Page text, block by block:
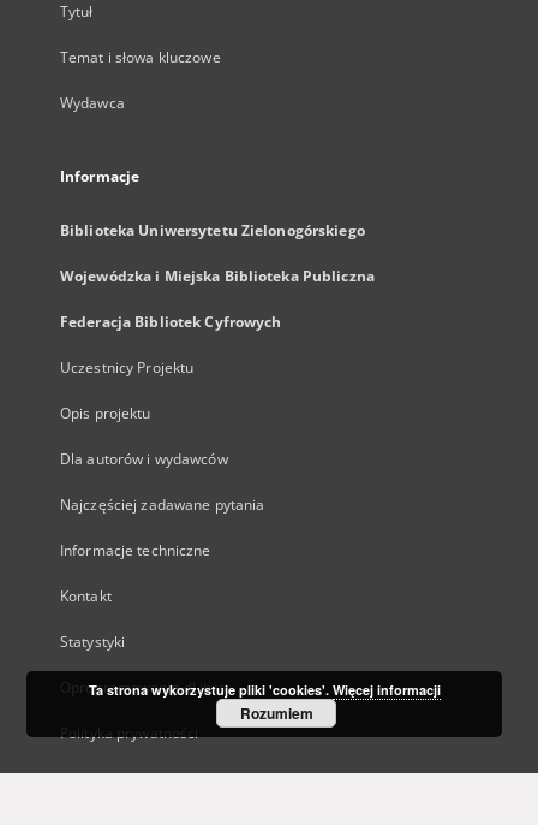
Tytuł
Temat i słowa kluczowe
Wydawca
Informacje
Biblioteka Uniwersytetu Zielonogórskiego
Wojewódzka i Miejska Biblioteka Publiczna
Federacja Bibliotek Cyfrowych
Uczestnicy Projektu
Opis projektu
Dla autorów i wydawców
Najczęściej zadawane pytania
Informacje techniczne
Kontakt
Statystyki
Oprogramowanie dLibra
Polityka prywatności
Kanały RSS
Ta strona wykorzystuje pliki 'cookies'. Więcej informacji
Rozumiem